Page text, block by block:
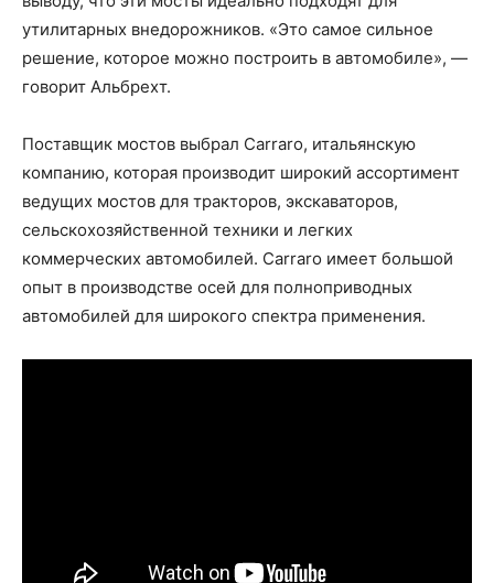
утилитарных внедорожников. «Это самое сильное
решение, которое можно построить в автомобиле», —
говорит Альбрехт.
Поставщик мостов выбрал Carraro, итальянскую
компанию, которая производит широкий ассортимент
ведущих мостов для тракторов, экскаваторов,
сельскохозяйственной техники и легких
коммерческих автомобилей. Carraro имеет большой
опыт в производстве осей для полноприводных
автомобилей для широкого спектра применения.